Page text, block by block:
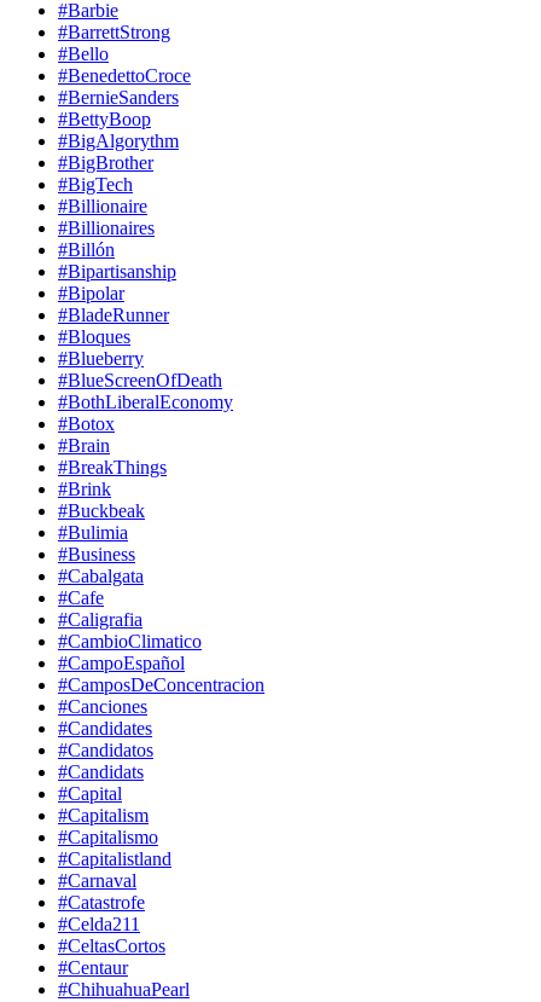
#Barbie
#BarrettStrong
#Bello
#BenedettoCroce
#BernieSanders
#BettyBoop
#BigAlgorythm
#BigBrother
#BigTech
#Billionaire
#Billionaires
#Billón
#Bipartisanship
#Bipolar
#BladeRunner
#Bloques
#Blueberry
#BlueScreenOfDeath
#BothLiberalEconomy
#Botox
#Brain
#BreakThings
#Brink
#Buckbeak
#Bulimia
#Business
#Cabalgata
#Cafe
#Caligrafia
#CambioClimatico
#CampoEspañol
#CamposDeConcentracion
#Canciones
#Candidates
#Candidatos
#Candidats
#Capital
#Capitalism
#Capitalismo
#Capitalistland
#Carnaval
#Catastrofe
#Celda211
#CeltasCortos
#Centaur
#ChihuahuaPearl